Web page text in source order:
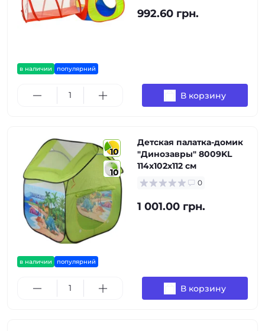
в наличии популярний
992.60 грн.
В корзину
10
10
в наличии популярний
Детская палатка-домик
"Динозавры" 8009KL
114х102х112 см
0
1 001.00 грн.
В корзину